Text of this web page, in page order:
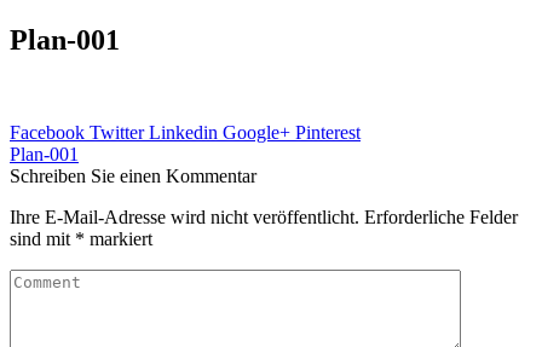
Plan-001
Facebook Twitter Linkedin Google+ Pinterest
Beitragsnavigation
Plan-001
Schreiben Sie einen Kommentar
Ihre E-Mail-Adresse wird nicht veröffentlicht. Erforderliche Felder
sind mit * markiert